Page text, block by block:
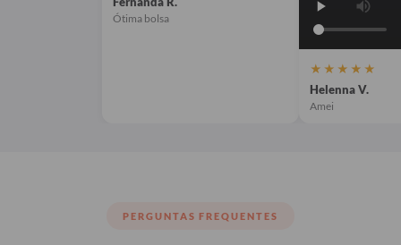
Ótima bolsa
★★★★★
Helenna V.
Amei
PERGUNTAS FREQUENTES